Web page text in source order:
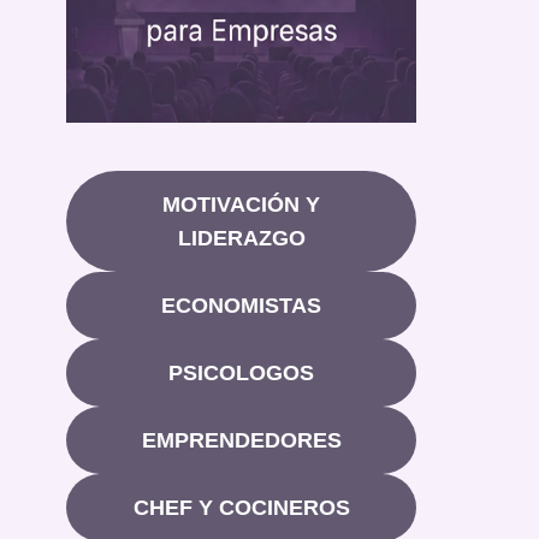
MOTIVACIÓN Y
LIDERAZGO
ECONOMISTAS
PSICOLOGOS
EMPRENDEDORES
CHEF Y COCINEROS